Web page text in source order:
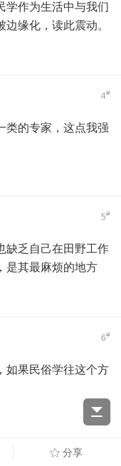
学作为生活中与我们
缘化，读此震动。
4#
类的专家，这点我强
5#
缺乏自己在田野工作
是其最麻烦的地方
6#
如果民俗学往这个方
分享